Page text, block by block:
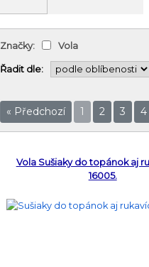
Značky: Vola
Řadit dle:
« Předchozí 1 2 3 4
Vola Sušiaky do topánok aj
16005.